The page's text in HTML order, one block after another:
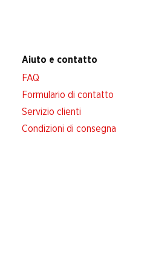
Aiuto e contatto
FAQ
Formulario di contatto
Servizio clienti
Condizioni di consegna